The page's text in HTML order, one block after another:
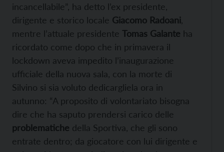
incancellabile”, ha detto l’ex presidente,
dirigente e storico locale Giacomo Radoani
mentre l’attuale presidente Tomas Galante ha
ricordato come dopo che in primavera il
lockdown aveva impedito l’inaugurazione
ufficiale della nuova sala, con la morte di
Silvino si sia voluto dedicargliela ora in
autunno: “A proposito di volontariato bisogna
dire che ha saputo prendersi carico delle
problematiche della Sportiva, che gli sono
entrate dentro; da giocatore con lui dirigente e